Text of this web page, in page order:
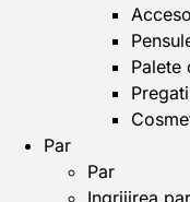
Palete
Par
Par
Ingrijirea